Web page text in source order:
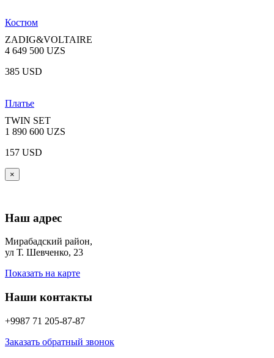
Костюм
ZADIG&VOLTAIRE
4 649 500 UZS
385 USD
Платье
TWIN SET
1 890 600 UZS
157 USD
×
Наш адрес
Мирабадский район,
ул Т. Шевченко, 23
Показать на карте
Наши контакты
+9987 71 205-87-87
Заказать обратный звонок